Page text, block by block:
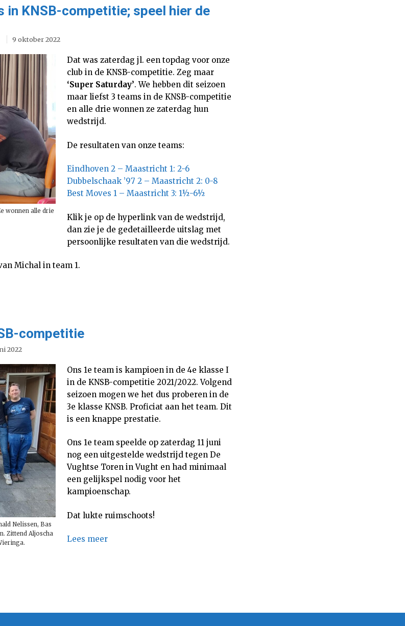
in KNSB-competitie; speel hier de
9 oktober 2022
wonnen alle drie
Dat was zaterdag jl. een topdag voor onze
club in de KNSB-competitie. Zeg maar
‘Super Saturday’. We hebben dit seizoen
maar liefst 3 teams in de KNSB-competitie
en alle drie wonnen ze zaterdag hun
wedstrijd.
De resultaten van onze teams:
Eindhoven 2 – Maastricht 1: 2-6
Dubbelschaak ’97 2 – Maastricht 2: 0-8
Best Moves 1 – Maastricht 3: 1½-6½
Klik je op de hyperlink van de wedstrijd,
dan zie je de gedetailleerde uitslag met
persoonlijke resultaten van die wedstrijd.
Michal in team 1.
competitie
2022
Nelissen, Bas
Zittend Aljoscha
Ons 1e team is kampioen in de 4e klasse I
in de KNSB-competitie 2021/2022. Volgend
seizoen mogen we het dus proberen in de
3e klasse KNSB. Proficiat aan het team. Dit
is een knappe prestatie.
Ons 1e team speelde op zaterdag 11 juni
nog een uitgestelde wedstrijd tegen De
Vughtse Toren in Vught en had minimaal
een gelijkspel nodig voor het
kampioenschap.
Dat lukte ruimschoots!
Lees meer